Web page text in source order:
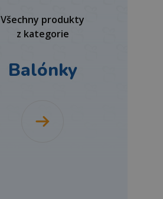
Všechny produkty
z kategorie
Balónky